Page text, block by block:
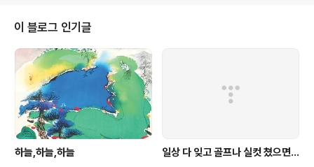
분의기적 강의 Vip 특별모임 방송진행을 이곳에서 할 예정
입니다
이 블로그 인기글
하늘,하늘,하늘 일상 다 잊고 골프나 실컷 쳤으면…